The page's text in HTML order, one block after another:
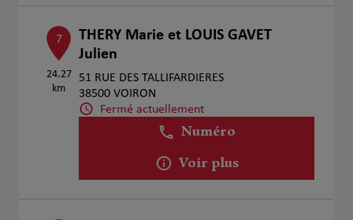
7
24.27
km
THERY Marie et LOUIS GAVET
Julien
51 RUE DES TALLIFARDIERES
38500 VOIRON
Fermé actuellement
Numéro
Voir plus